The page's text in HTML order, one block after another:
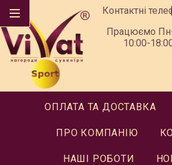
Контактні
Працюємо
10:00-
ОПЛАТА ТА ДОСТАВКА
ПРО КОМПАНІЮ
НАШІ РОБОТИ